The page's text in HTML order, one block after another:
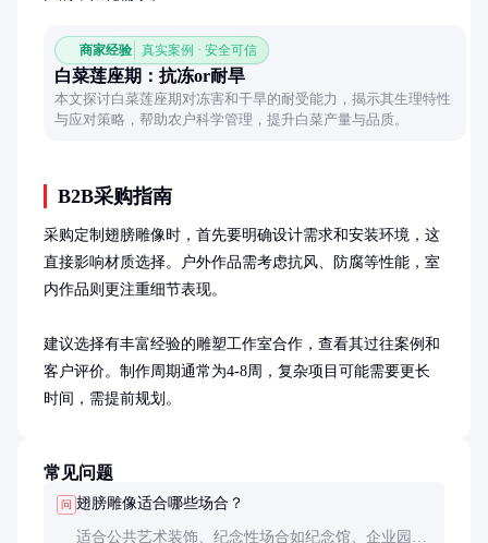
商家经验 真实案例 · 安全可信
白菜莲座期：抗冻or耐旱
本文探讨白菜莲座期对冻害和干旱的耐受能力，揭示其生理特性
与应对策略，帮助农户科学管理，提升白菜产量与品质。
B2B采购指南
采购定制翅膀雕像时，首先要明确设计需求和安装环境，这
直接影响材质选择。户外作品需考虑抗风、防腐等性能，室
内作品则更注重细节表现。
建议选择有丰富经验的雕塑工作室合作，查看其过往案例和
客户评价。制作周期通常为4-8周，复杂项目可能需要更长
时间，需提前规划。
常见问题
问 翅膀雕像适合哪些场合？
适合公共艺术装饰、纪念性场合如纪念馆、企业园